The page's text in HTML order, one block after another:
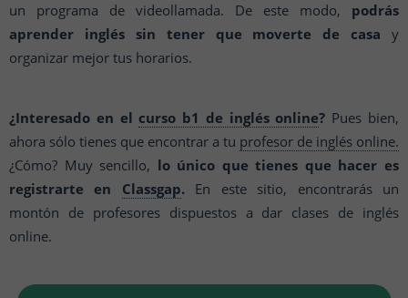
un programa de videollamada. De este modo, podrás
aprender inglés sin tener que moverte de casa y
organizar mejor tus horarios.
¿Interesado en el curso b1 de inglés online? Pues bien,
ahora sólo tienes que encontrar a tu profesor de inglés online.
¿Cómo? Muy sencillo, lo único que tienes que hacer es
registrarte en Classgap.En este sitio, encontrarás un
montón de profesores dispuestos a dar clases de inglés
online.